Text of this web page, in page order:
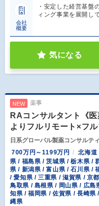
会社
概要
・安定した経営基盤
ィング事業を展開し
気になる
NEW 薬事
RAコンサルタント《
よりフルリモート×フ
日系グローバル製薬コンサルテ
700万円～1199万円
北海道
県 / 福島県 / 茨城県 / 栃木県 /
県 / 新潟県 / 富山県 / 石川県 /
/ 愛知県 / 三重県 / 滋賀県 / 京
鳥取県 / 島根県 / 岡山県 / 広島
知県 / 福岡県 / 佐賀県 / 長崎県
縄県